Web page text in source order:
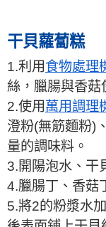
干貝蘿蔔糕
1.利用食物處理
絲，臘腸與香菇
2.使用萬用調理
澄粉(無筋麵粉)
量的調味料。
3.開陽泡水、干
4.臘腸丁、香菇
5.將2的粉漿水